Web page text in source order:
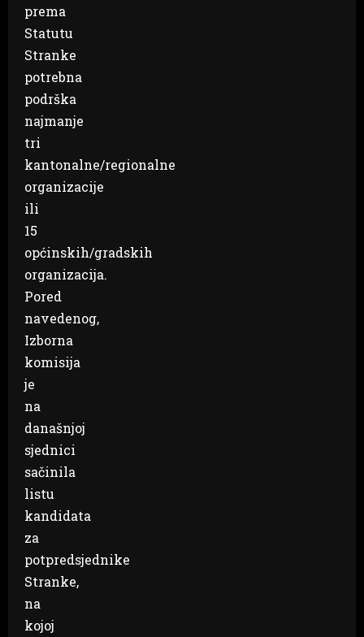
prema
Statutu
Stranke
potrebna
podrška
najmanje
tri
kantonalne/regionalne
organizacije
ili
15
općinskih/gradskih
organizacija.
Pored
navedenog,
Izborna
komisija
je
na
današnjoj
sjednici
sačinila
listu
kandidata
za
potpredsjednike
Stranke,
na
kojoj